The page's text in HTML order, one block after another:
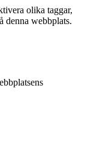
olika taggar,
denna webbplats.